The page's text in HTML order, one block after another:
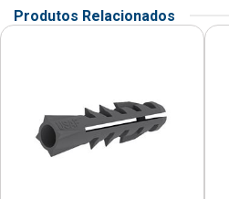
Produtos Relacionados